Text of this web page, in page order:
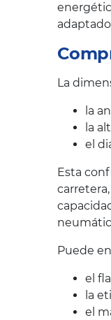
La
la
la
el
Esta
Puede
el
la
el